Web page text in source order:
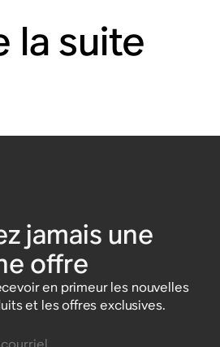
la suite
jamais une
offre
en primeur les nouvelles
et les offres exclusives.